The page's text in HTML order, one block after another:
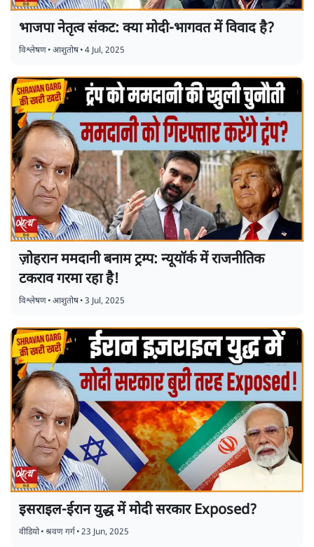
भाजपा नेतृत्व संकट: क्या मोदी-भागवत में विवाद है?
विश्लेषण•आशुतोष•4 Jul, 2025
ज़ोहरान ममदानी बनाम ट्रम्प: न्यूयॉर्क में राजनीतिक
टकराव गरमा रहा है!
विश्लेषण•आशुतोष•3 Jul, 2025
इसराइल-ईरान युद्ध में मोदी सरकार Exposed?
वीडियो•श्रवण गर्ग•23 Jun, 2025